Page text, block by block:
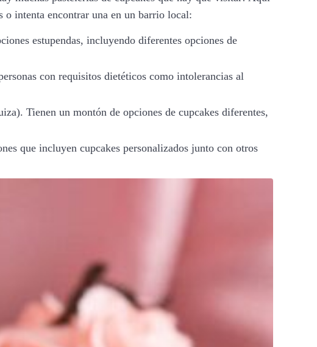
intenta encontrar una en un barrio local:
estupendas, incluyendo diferentes opciones de
con requisitos dietéticos como intolerancias al
Tienen un montón de opciones de cupcakes diferentes,
que incluyen cupcakes personalizados junto con otros